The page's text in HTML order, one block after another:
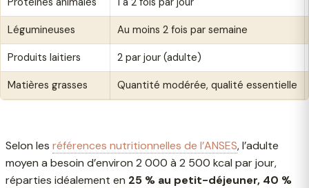
Légumineuses
Au moins 2 fois par semaine
Produits laitiers
2 par jour (adulte)
Matières grasses
Quantité modérée, qualité essentielle
Selon les références nutritionnelles de l’ANSES, l’adulte
moyen a besoin d’environ 2 000 à 2 500 kcal par jour,
réparties idéalement en 25 % au petit-déjeuner, 40 %